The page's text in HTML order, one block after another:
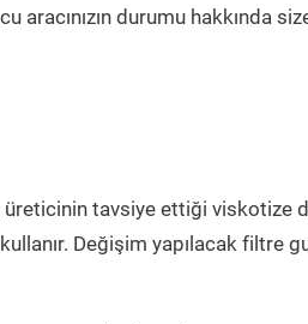
aracınızın durumu hakkında
üreticinin tavsiye ettiği viskotize
Değişim yapılacak filtre